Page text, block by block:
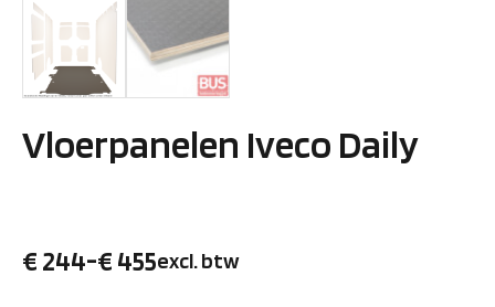
Vloerpanelen Iveco Daily
€ 244-€ 455
Prijsklasse:
excl. btw